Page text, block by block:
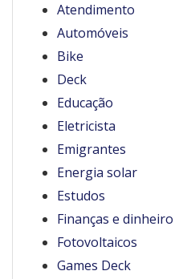
Atendimento
Automóveis
Bike
Deck
Educação
Eletricista
Emigrantes
Energia solar
Estudos
Finanças e dinheiro
Fotovoltaicos
Games Deck